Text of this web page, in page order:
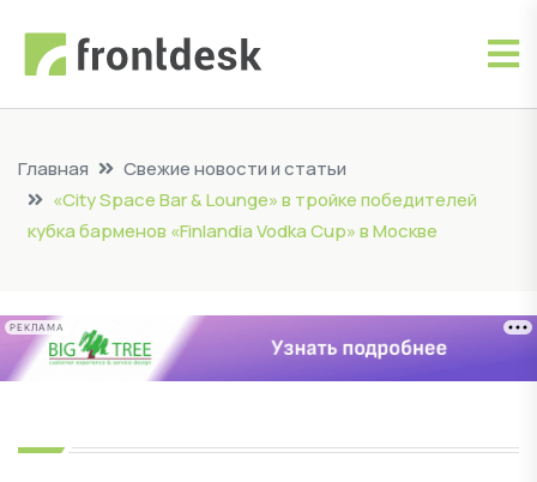
Главная
Свежие новости и статьи
«City Space Bar & Lounge» в тройке победителей
кубка барменов «Finlandia Vodka Cup» в Москве
РЕКЛАМА